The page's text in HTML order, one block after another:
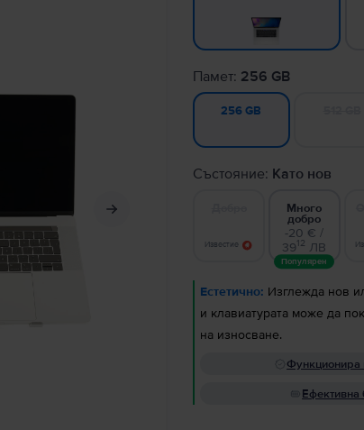
Памет: 256 GB
256 GB
Състояние: Като нов
Известие
Много
добро
-20 € /
3912 ЛВ
Популярен
Естетично: Изглежда нов
и клавиатурата може да
на износване.
Функционира
Ефективна